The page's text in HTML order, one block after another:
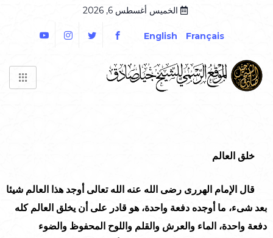
الخميس أغسطس 6, 2026
Français
English
خلق العالم
قال الإمام الهررى رضى الله عنه الله تعالى أوجد هذا العالم شيئا
بعد شىء، ما أوجده دفعة واحدة، هو قادر على أن يخلق العالم كله
دفعة واحدة، الماء والعرش والقلم واللوح المحفوظ والضوء